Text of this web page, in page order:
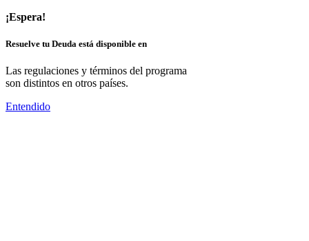
¡Espera!
Resuelve tu Deuda está disponible en
Las regulaciones y términos del programa
son distintos en otros países.
Entendido